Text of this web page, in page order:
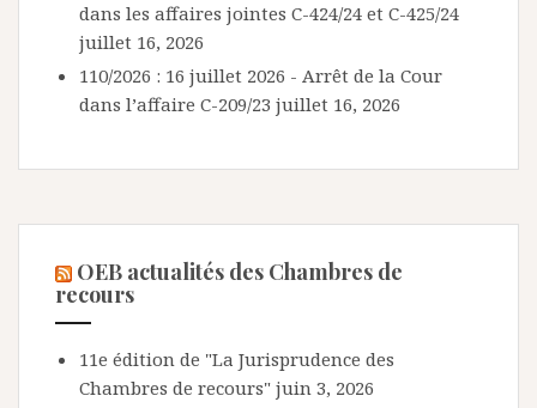
dans les affaires jointes C-424/24 et C-425/24
juillet 16, 2026
110/2026 : 16 juillet 2026 - Arrêt de la Cour
dans l’affaire C-209/23 juillet 16, 2026
OEB actualités des Chambres de
recours
11e édition de "La Jurisprudence des
Chambres de recours" juin 3, 2026